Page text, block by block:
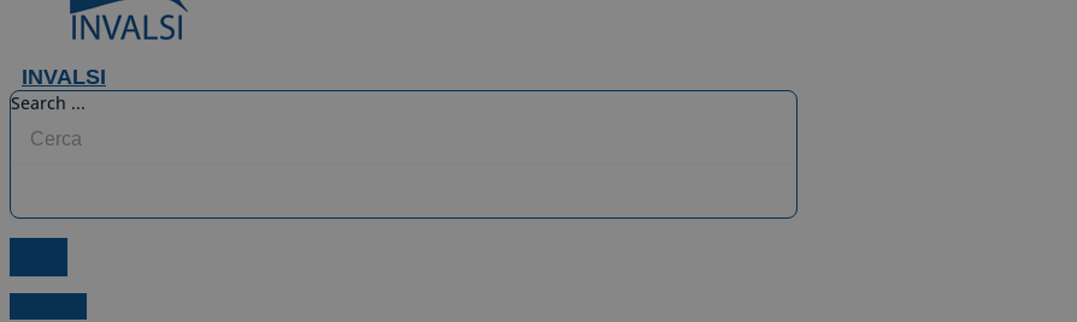
INVALSI
Search ...